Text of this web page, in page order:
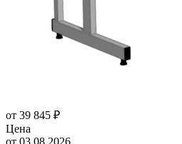
от 39 845 ₽
Цена
от 03.08.2026